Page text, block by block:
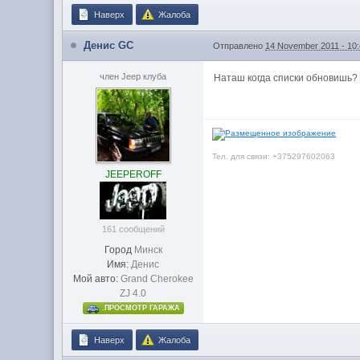
Наверх Жалоба
Денис GC Отправлено 14 November 2011 -
член Jeep клуба
JEEPEROFF
161 сообщений
Город Минск
Имя: Денис
Мой авто: Grand Cherokee
ZJ 4.0
.ПРОСМОТР ГАРАЖА
Наташ когда списки обновишь?
Тел. для связи: +375297602063
Наверх Жалоба